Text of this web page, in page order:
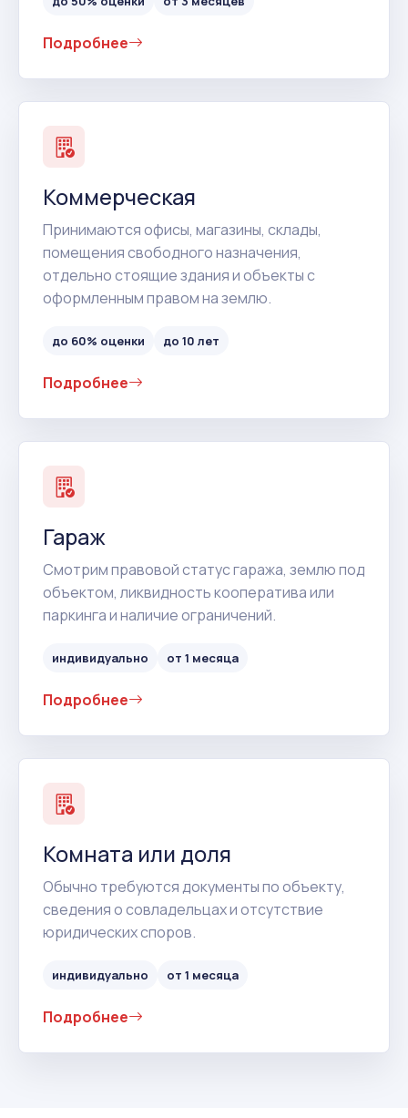
Подробнее
Коммерческая
Принимаются офисы, магазины, склады,
помещения свободного назначения,
отдельно стоящие здания и объекты с
оформленным правом на землю.
до 60% оценки до 10 лет
Подробнее
Гараж
Смотрим правовой статус гаража, землю под
объектом, ликвидность кооператива или
паркинга и наличие ограничений.
индивидуально от 1 месяца
Подробнее
Комната или доля
Обычно требуются документы по объекту,
сведения о совладельцах и отсутствие
юридических споров.
индивидуально от 1 месяца
Подробнее